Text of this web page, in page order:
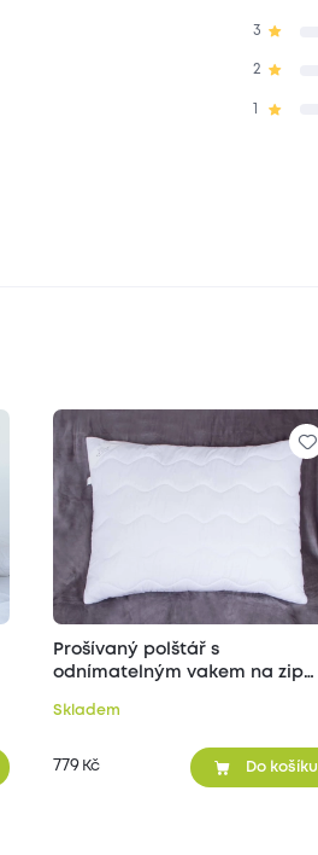
3
2
Prošívaný polštář s
odnímatelným vakem na zip
Skladem
779 Kč Do košíku